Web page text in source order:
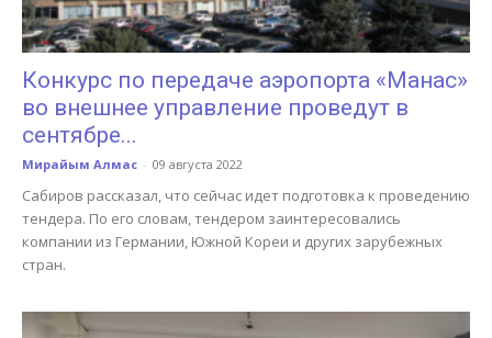
Конкурс по передаче аэропорта «Манас»
во внешнее управление проведут в
сентябре...
Мирайым Алмас - 09 августа 2022
Сабиров рассказал, что сейчас идет подготовка к проведению
тендера. По его словам, тендером заинтересовались
компании из Германии, Южной Кореи и других зарубежных
стран.